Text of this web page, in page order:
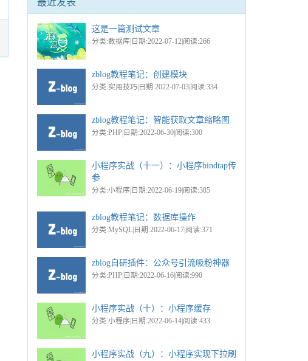
最近发表
这是一篇测试文章
分类:数据库|日期:2022-07-12|阅读:266
zblog教程笔记：创建模块
分类:实用技巧|日期:2022-07-03|阅读:334
zblog教程笔记：智能获取文章缩略图
分类:PHP|日期:2022-06-30|阅读:300
小程序实战（十一）：小程序bindtap传
参
分类:小程序|日期:2022-06-19|阅读:385
zblog教程笔记：数据库操作
分类:MySQL|日期:2022-06-17|阅读:371
zblog自研插件：公众号引流吸粉神器
分类:PHP|日期:2022-06-16|阅读:990
小程序实战（十）：小程序缓存
分类:小程序|日期:2022-06-14|阅读:433
小程序实战（九）：小程序实现下拉刷